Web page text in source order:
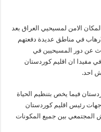
الامن لمسيحيي العراق بعد
في مناطق عديدة دفعتهم
عن دور المسيحيين في
مفيدا ان اقليم كوردستان
احد.
فيما يخص بتنظيم الحياة
رئيس اقليم كوردستان
المجتمعي بين جميع المكونات